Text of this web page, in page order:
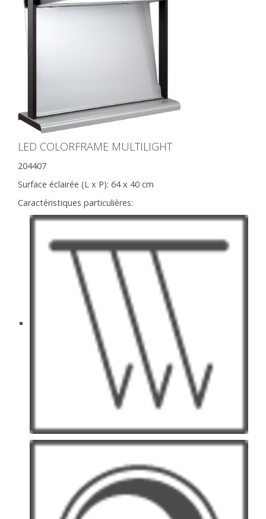
LED COLORFRAME MULTILIGHT
204407
Surface éclairée (L x P): 64 x 40 cm
Caractéristiques particulières: